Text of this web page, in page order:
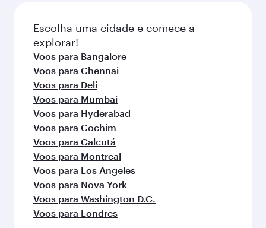
Escolha uma cidade e comece a
explorar!
Voos para Bangalore
Voos para Chennai
Voos para Deli
Voos para Mumbai
Voos para Hyderabad
Voos para Cochim
Voos para Calcutá
Voos para Montreal
Voos para Los Angeles
Voos para Nova York
Voos para Washington D.C.
Voos para Londres